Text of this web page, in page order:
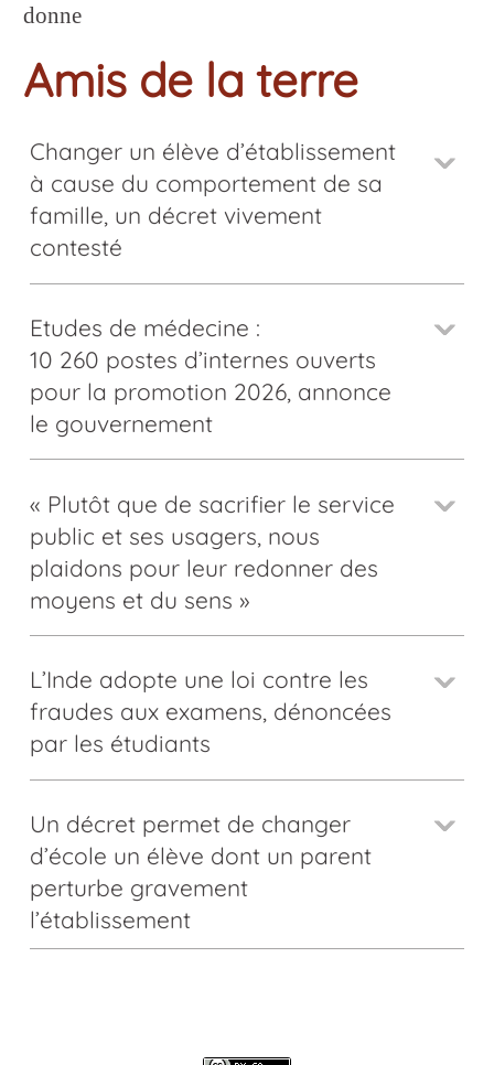
donne
Amis de la terre
Changer un élève d’établissement
à cause du comportement de sa
famille, un décret vivement
contesté
Etudes de médecine :
10 260 postes d’internes ouverts
pour la promotion 2026, annonce
le gouvernement
« Plutôt que de sacrifier le service
public et ses usagers, nous
plaidons pour leur redonner des
moyens et du sens »
L’Inde adopte une loi contre les
fraudes aux examens, dénoncées
par les étudiants
Un décret permet de changer
d’école un élève dont un parent
perturbe gravement
l’établissement